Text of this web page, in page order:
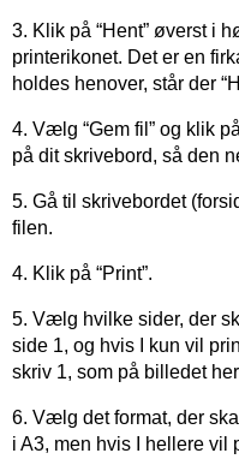
3. Klik på “Hent” øverst i
printerikonet. Det er en
holdes henover, står der
4. Vælg “Gem fil” og klik
på dit skrivebord, så den
5. Gå til skrivebordet
filen.
4. Klik på “Print”.
5. Vælg hvilke sider, der
side 1, og hvis I kun vil
skriv 1, som på billedet
6. Vælg det format, der
i A3, men hvis I hellere vil